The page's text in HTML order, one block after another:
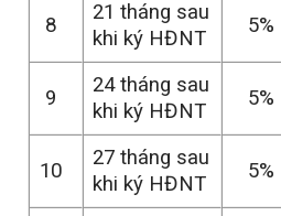
8
21 tháng sau
khi ký HĐNT
5%
9
24 tháng sau
khi ký HĐNT
5%
10
27 tháng sau
khi ký HĐNT
5%